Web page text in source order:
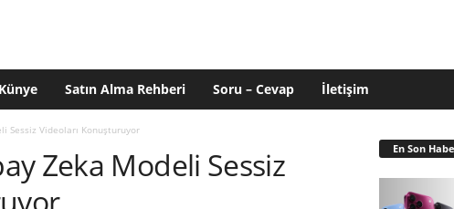
Künye Satın Alma Rehberi Soru – Cevap İletişim
Sessiz Videoları Konuşturuyor
Zeka Modeli Sessiz
En Son